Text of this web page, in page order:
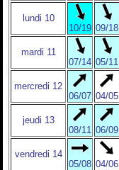
lundi 10
10/19 09/18
mardi 11
07/14 05/11
mercredi 12
06/07 04/05
jeudi 13
08/11 06/09
vendredi 14
05/08 04/06